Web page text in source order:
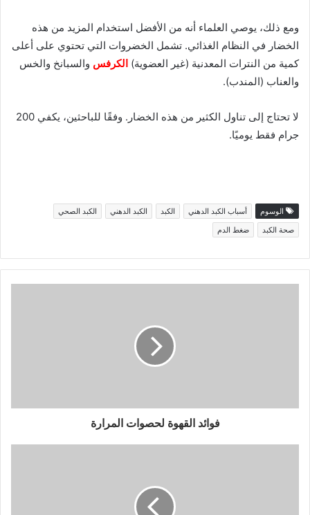
ومع ذلك، يوصي العلماء أنه من الأفضل استخدام المزيد من هذه
الخضار في النظام الغذائي. تشمل الخضروات التي تحتوي على أعلى
كمية من النترات المعدنية (غير العضوية) الكرفس والسبانخ والخس
والعناب (المندب).
لا تحتاج إلى تناول الكثير من هذه الخضار. وفقًا للباحثين، يكفي 200
جرام فقط يوميًا.
الوسوم أسباب الكبد الدهني الكبد الكبد الدهني
الكبد الصحي
صحة الكبد
ضغط الدم
فوائد القهوة لحصوات المرارة